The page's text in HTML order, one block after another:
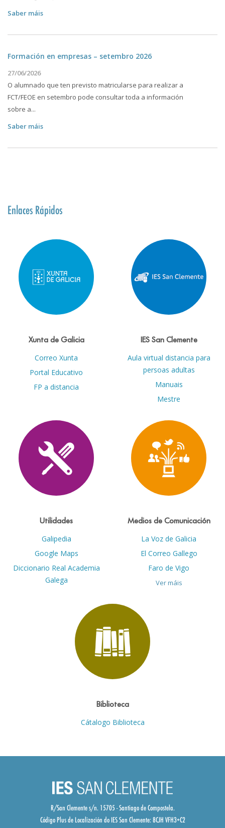
Saber máis
Formación en empresas – setembro 2026
27/06/2026
O alumnado que ten previsto matricularse para realizar a
FCT/FEOE en setembro pode consultar toda a información
sobre a...
Saber máis
Enlaces Rápidos
Xunta de Galicia
Correo Xunta
Portal Educativo
FP a distancia
IES San Clemente
Aula virtual distancia para
persoas adultas
Manuais
Mestre
Utilidades
Galipedia
Google Maps
Diccionario Real Academia
Galega
Medios de Comunicación
La Voz de Galicia
El Correo Gallego
Faro de Vigo
Ver máis
Biblioteca
Cátalogo Biblioteca
R/San Clemente s/n. 15705 - Santiago de Compostela.
Código Plus de Localización do IES San Clemente:8CJH VFH3+C2